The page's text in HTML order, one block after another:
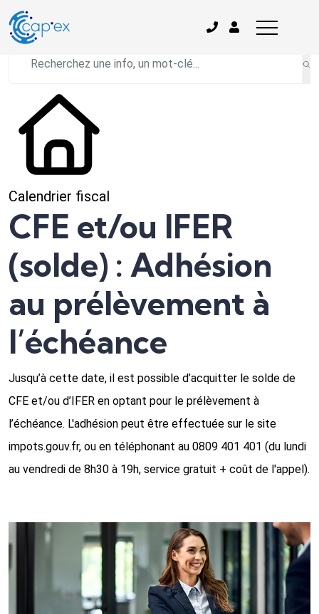
L'actualité du mois
Calendrier fiscal
CFE et/ou IFER
(solde) : Adhésion
au prélèvement à
l’échéance
Jusqu’à cette date, il est possible d’acquitter le solde de
CFE et/ou d’IFER en optant pour le prélèvement à
l’échéance. L'adhésion peut être effectuée sur le site
impots.gouv.fr, ou en téléphonant au 0809 401 401 (du lundi
au vendredi de 8h30 à 19h, service gratuit + coût de l'appel).